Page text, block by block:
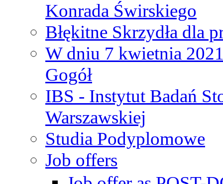
Konrada Świrskiego
Błękitne Skrzydła dla
W dniu 7 kwietnia
Gogół
IBS - Instytut Badań
Warszawskiej
Studia Podyplomowe
Job offers